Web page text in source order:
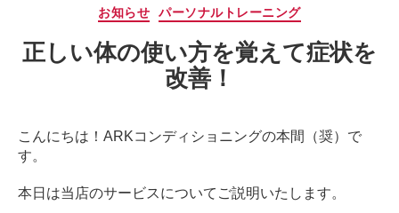
が
行
の
た
め
の
カ
ゴ
リ
ー
お知らせ パーソナルトレーニング
正しい体の使い方を覚えて症状を
改善！
こんにちは！ARKコンディショニングの本間（奨）で
す。
本日は当店のサービスについてご説明いたします。